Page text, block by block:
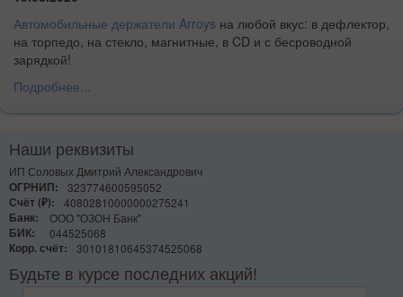
Автомобильные держатели Arroys на любой вкус: в дефлектор,
на торпедо, на стекло, магнитные, в CD и с бесроводной
зарядкой!
Подробнее...
Наши реквизиты
ИП Соловых Дмитрий Александрович
ОГРНИП:
323774600595052
Счёт (₽):
40802810000000275241
Банк:
ООО "ОЗОН Банк"
БИК:
044525068
Корр. счёт:
30101810645374525068
Будьте в курсе последних акций!